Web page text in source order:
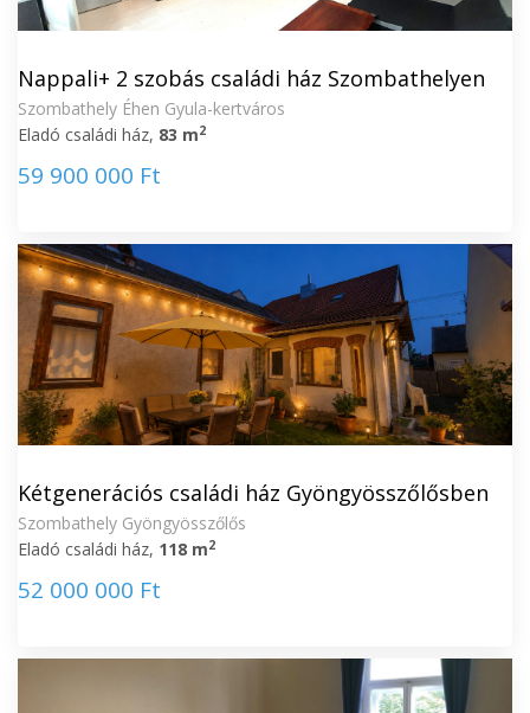
Nappali+ 2 szobás családi ház Szombathelyen
Szombathely Éhen Gyula-kertváros
Eladó családi ház, 83 m2
59 900 000 Ft
Kétgenerációs családi ház Gyöngyösszőlősben
Szombathely Gyöngyösszőlős
Eladó családi ház, 118 m2
52 000 000 Ft